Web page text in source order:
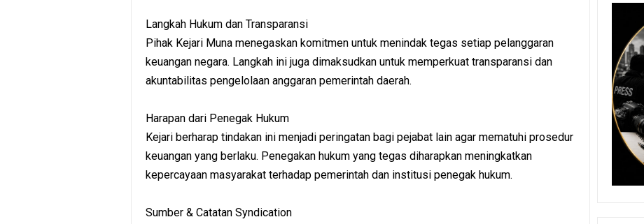
Langkah Hukum dan Transparansi
Pihak Kejari Muna menegaskan komitmen untuk menindak tegas setiap pelanggaran
keuangan negara. Langkah ini juga dimaksudkan untuk memperkuat transparansi dan
akuntabilitas pengelolaan anggaran pemerintah daerah.
Harapan dari Penegak Hukum
Kejari berharap tindakan ini menjadi peringatan bagi pejabat lain agar mematuhi prosedur
keuangan yang berlaku. Penegakan hukum yang tegas diharapkan meningkatkan
kepercayaan masyarakat terhadap pemerintah dan institusi penegak hukum.
Sumber & Catatan Syndication